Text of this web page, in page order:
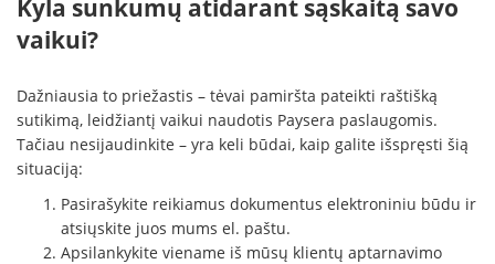
Kyla sunkumų atidarant sąskaitą savo
vaikui?
Dažniausia to priežastis – tėvai pamiršta pateikti raštišką
sutikimą, leidžiantį vaikui naudotis Paysera paslaugomis.
Tačiau nesijaudinkite – yra keli būdai, kaip galite išspręsti šią
situaciją:
Pasirašykite reikiamus dokumentus elektroniniu būdu ir
atsiųskite juos mums el. paštu.
Apsilankykite viename iš mūsų klientų aptarnavimo